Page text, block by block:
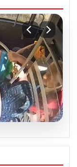
Şoför